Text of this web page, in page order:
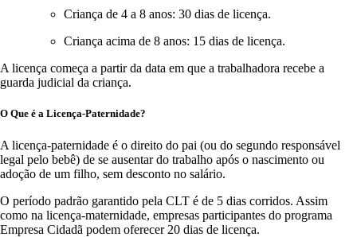
Criança de 4 a 8 anos: 30 dias de licença.
Criança acima de 8 anos: 15 dias de licença.
A licença começa a partir da data em que a trabalhadora recebe a
guarda judicial da criança.
O Que é a Licença-Paternidade?
A licença-paternidade é o direito do pai (ou do segundo responsável
legal pelo bebê) de se ausentar do trabalho após o nascimento ou
adoção de um filho, sem desconto no salário.
O período padrão garantido pela CLT é de 5 dias corridos. Assim
como na licença-maternidade, empresas participantes do programa
Empresa Cidadã podem oferecer 20 dias de licença.